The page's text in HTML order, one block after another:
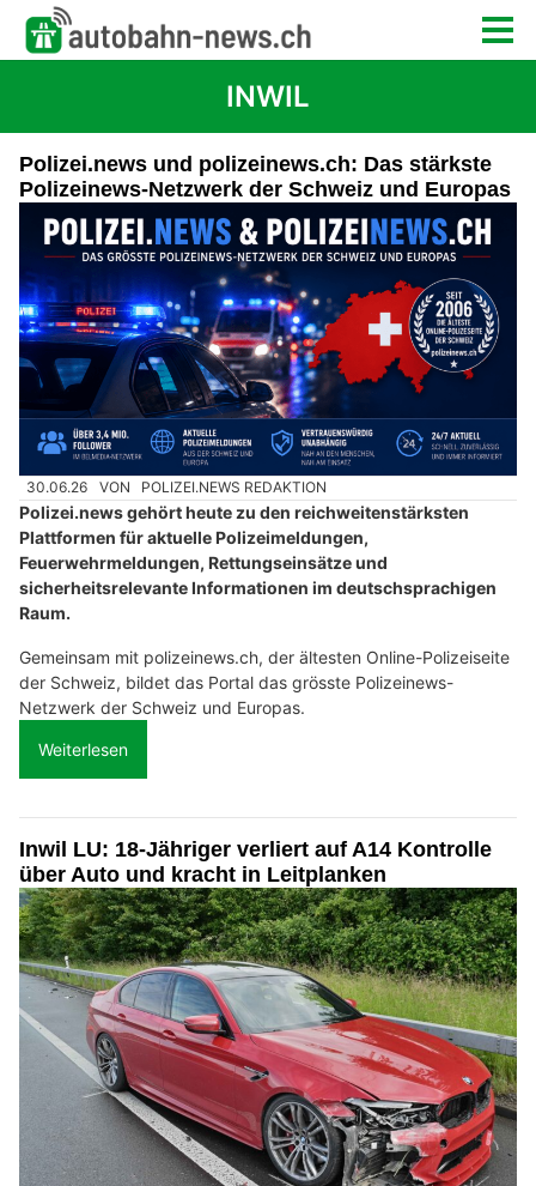
INWIL
Polizei.news und polizeinews.ch: Das stärkste
Polizeinews-Netzwerk der Schweiz und Europas
30.06.26 VON POLIZEI.NEWS REDAKTION
Polizei.news gehört heute zu den reichweitenstärksten
Plattformen für aktuelle Polizeimeldungen,
Feuerwehrmeldungen, Rettungseinsätze und
sicherheitsrelevante Informationen im deutschsprachigen
Raum.
Gemeinsam mit polizeinews.ch, der ältesten Online-Polizeiseite
der Schweiz, bildet das Portal das grösste Polizeinews-
Netzwerk der Schweiz und Europas.
Weiterlesen
Inwil LU: 18-Jähriger verliert auf A14 Kontrolle
über Auto und kracht in Leitplanken